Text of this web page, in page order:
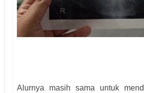
Alurnya masih sama untuk